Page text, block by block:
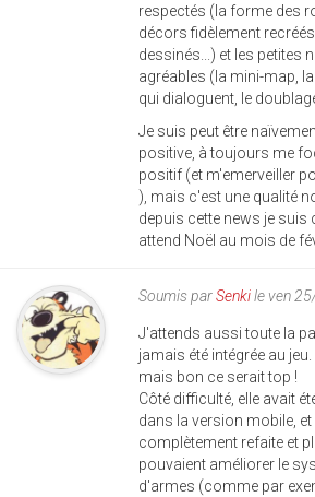
respectés (la forme des
décors fidèlement
dessinés...) et les petites
agréables (la mini-map,
qui dialoguent, le
Je suis peut être
positive, à toujours me
positif (et m'emerveiller
), mais c'est une qualité
depuis cette news je
attend Noël au mois de
Soumis parSenkile ven
J'attends aussi toute la
jamais été intégrée au
mais bon ce serait top !
Côté difficulté, elle avait
dans la version mobile,
complètement refaite et
pouvaient améliorer le
d'armes (comme par